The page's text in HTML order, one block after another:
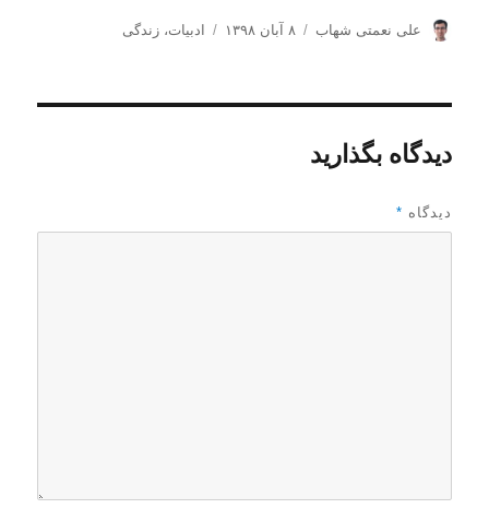
ن
د
ه
علی نعمتی شهاب
ا
ر
۸ آبان ۱۳۹۸
د
ادبیات،زندگی
دیدگاه بگذارید
دیدگاه *